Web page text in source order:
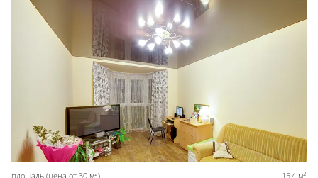
площадь (цена от 30 м2) 15,4 м2